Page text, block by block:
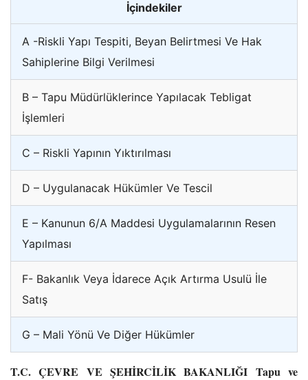
İçindekiler
A -Riskli Yapı Tespiti, Beyan Belirtmesi Ve Hak
Sahiplerine Bilgi Verilmesi
B – Tapu Müdürlüklerince Yapılacak Tebligat
İşlemleri
C – Riskli Yapının Yıktırılması
D – Uygulanacak Hükümler Ve Tescil
E – Kanunun 6/A Maddesi Uygulamalarının Resen
Yapılması
F- Bakanlık Veya İdarece Açık Artırma Usulü İle
Satış
G – Mali Yönü Ve Diğer Hükümler
T.C. ÇEVRE VE ŞEHİRCİLİK BAKANLIĞI Tapu ve